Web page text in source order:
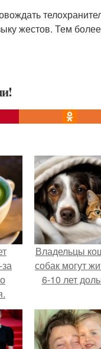
жестов. Тем
Владельцы
собак могут
6-10 лет